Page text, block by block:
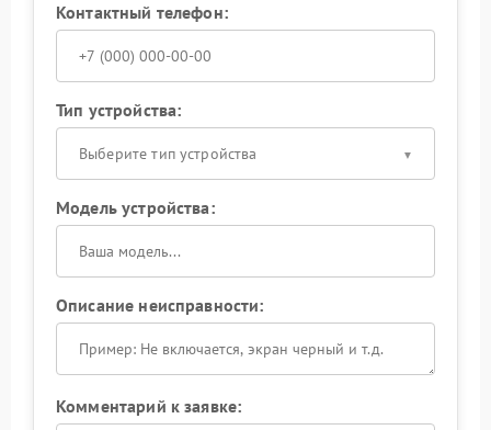
Контактный телефон:
Тип устройства:
Выберите тип устройства
Модель устройства:
Описание неисправности:
Комментарий к заявке: